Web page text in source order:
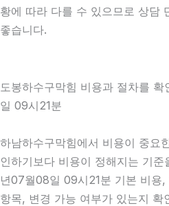
황에 따라 다를 수 있으므로 상담
좋습니다.
도봉하수구막힘 비용과 절차를
일 09시21분
하남하수구막힘에서 비용이 중요
인하기보다 비용이 정해지는 기
년07월08일 09시21분 기본 비용
항목, 변경 가능 여부가 있는지 확